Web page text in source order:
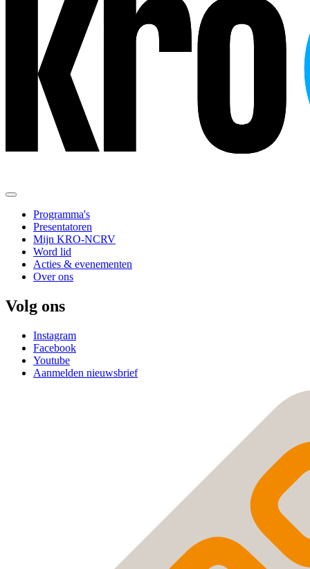
Programma's
Presentatoren
Mijn KRO-NCRV
Word lid
Acties & evenementen
Over ons
Volg ons
Instagram
Facebook
Youtube
Aanmelden nieuwsbrief